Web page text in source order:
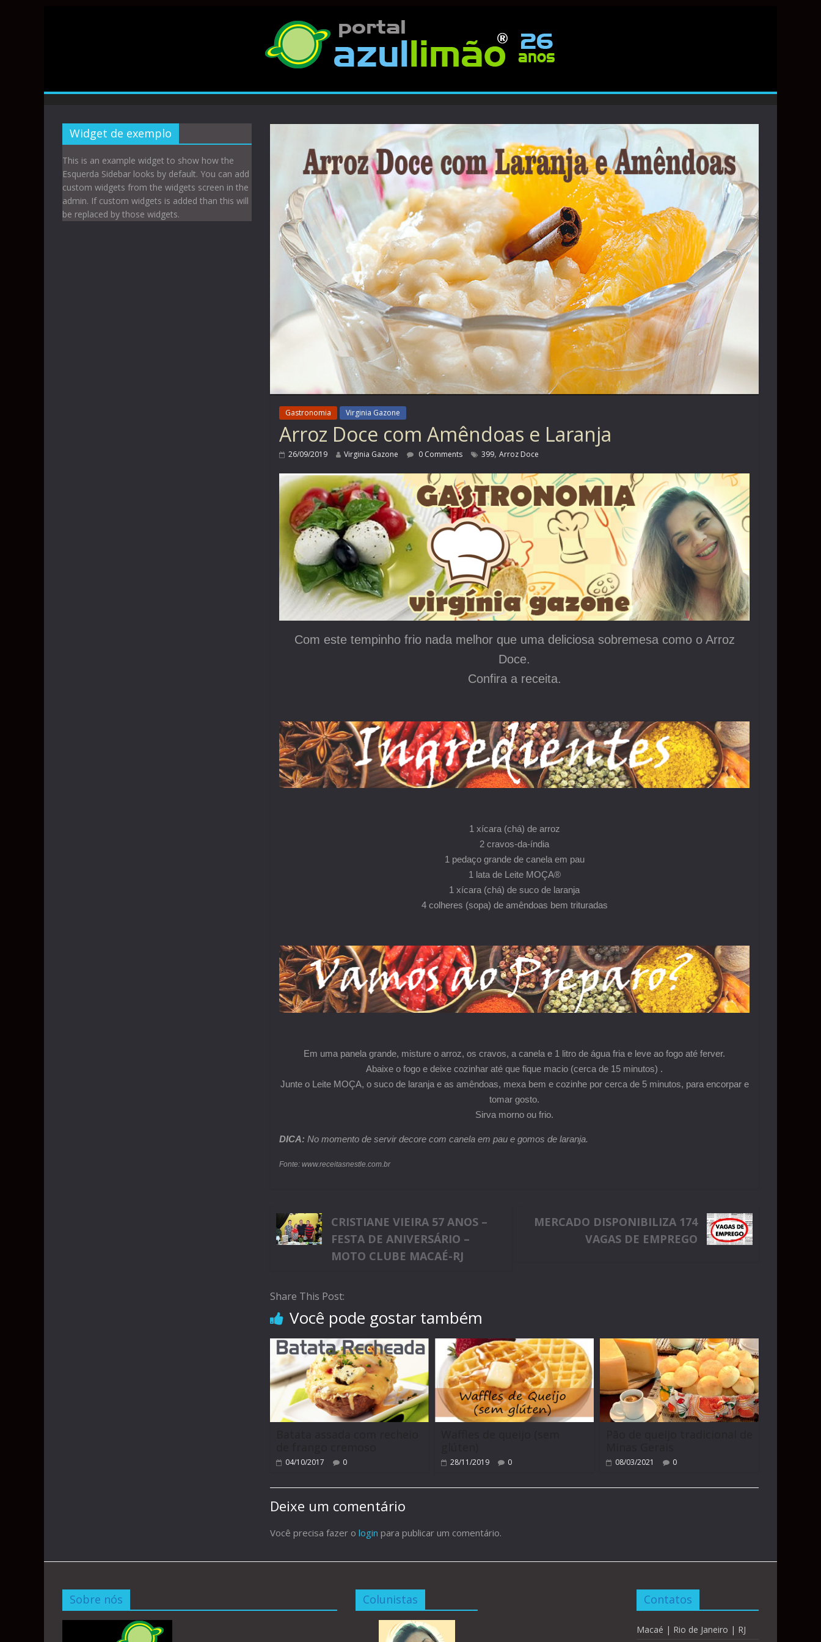
Gastronomia Virginia Gazone
Arroz Doce com Amêndoas e Laranja
26/09/2019 Virginia Gazone 0 Comments 399, Arroz Doce
Com este tempinho frio nada melhor que uma deliciosa sobremesa como o Arroz
Doce.
Confira a receita.
1 xícara (chá) de arroz
2 cravos-da-índia
1 pedaço grande de canela em pau
1 lata de Leite MOÇA®
1 xícara (chá) de suco de laranja
4 colheres (sopa) de amêndoas bem trituradas
Em uma panela grande, misture o arroz, os cravos, a canela e 1 litro de água fria e leve ao fogo até ferver.
Abaixe o fogo e deixe cozinhar até que fique macio (cerca de 15 minutos) .
Junte o Leite MOÇA, o suco de laranja e as amêndoas, mexa bem e cozinhe por cerca de 5 minutos, para encorpar e
tomar gosto.
Sirva morno ou frio.
DICA: No momento de servir decore com canela em pau e gomos de laranja.
Fonte: www.receitasnestle.com.br
CRISTIANE VIEIRA 57 ANOS –
FESTA DE ANIVERSÁRIO –
MOTO CLUBE MACAÉ-RJ
MERCADO DISPONIBILIZA 174
VAGAS DE EMPREGO
Share This Post:
Você pode gostar também
04/10/2017 0 28/11/2019 0 08/03/2021 0
Deixe um comentário
Você precisa fazer o login para publicar um comentário.
Widget de exemplo
This is an example widget to show how the
Esquerda Sidebar looks by default. You can add
custom widgets from the widgets screen in the
admin. If custom widgets is added than this will
be replaced by those widgets.
Sobre nós Colunistas Contatos
Macaé | Rio de Janeiro | RJ